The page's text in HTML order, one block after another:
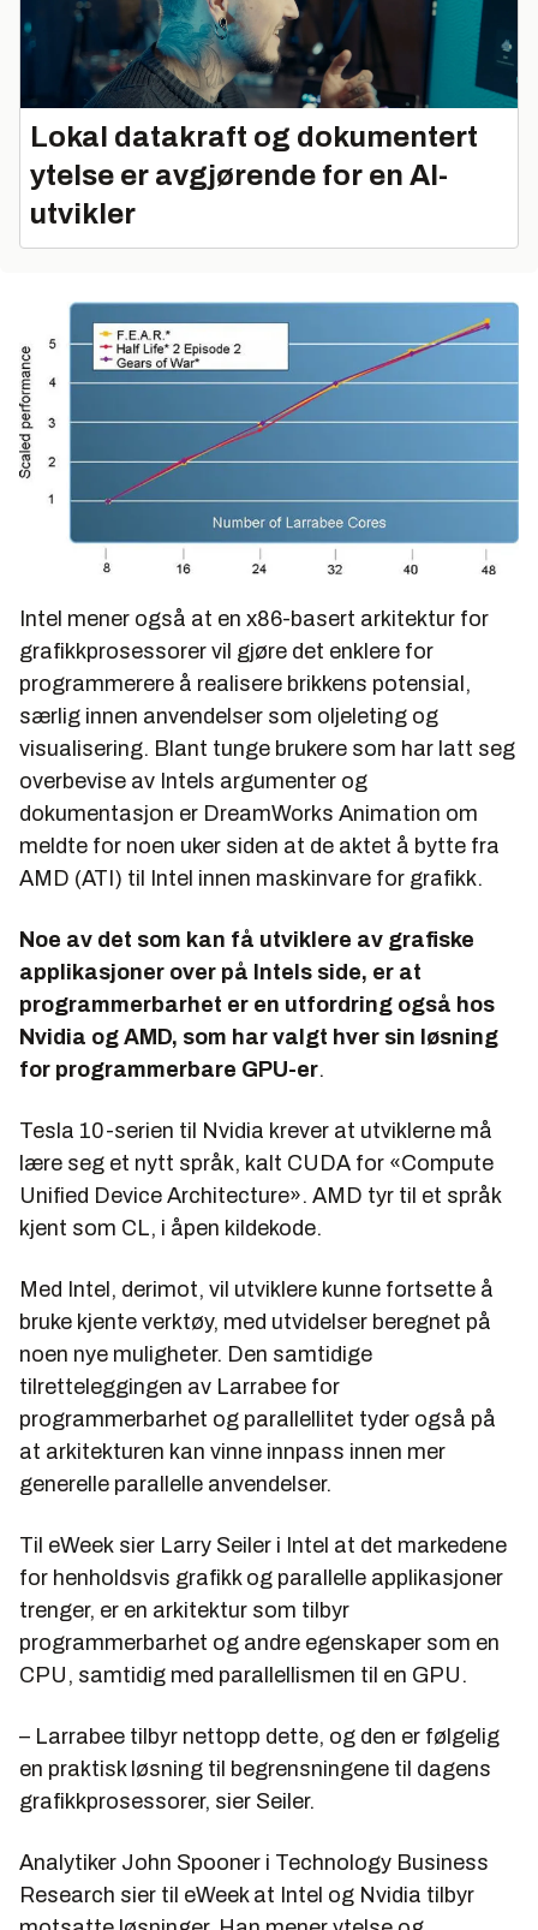
Lokal datakraft og dokumentert
ytelse er avgjørende for en AI-
utvikler
Intel mener også at en x86-basert arkitektur for
grafikkprosessorer vil gjøre det enklere for
programmerere å realisere brikkens potensial,
særlig innen anvendelser som oljeleting og
visualisering. Blant tunge brukere som har latt seg
overbevise av Intels argumenter og
dokumentasjon er DreamWorks Animation om
meldte for noen uker siden at de aktet å bytte fra
AMD (ATI) til Intel innen maskinvare for grafikk.
Noe av det som kan få utviklere av grafiske
applikasjoner over på Intels side, er at
programmerbarhet er en utfordring også hos
Nvidia og AMD, som har valgt hver sin løsning
for programmerbare GPU-er.
Tesla 10-serien til Nvidia krever at utviklerne må
lære seg et nytt språk, kalt CUDA for «Compute
Unified Device Architecture». AMD tyr til et språk
kjent som CL, i åpen kildekode.
Med Intel, derimot, vil utviklere kunne fortsette å
bruke kjente verktøy, med utvidelser beregnet på
noen nye muligheter. Den samtidige
tilretteleggingen av Larrabee for
programmerbarhet og parallellitet tyder også på
at arkitekturen kan vinne innpass innen mer
generelle parallelle anvendelser.
Til eWeek sier Larry Seiler i Intel at det markedene
for henholdsvis grafikk og parallelle applikasjoner
trenger, er en arkitektur som tilbyr
programmerbarhet og andre egenskaper som en
CPU, samtidig med parallellismen til en GPU.
– Larrabee tilbyr nettopp dette, og den er følgelig
en praktisk løsning til begrensningene til dagens
grafikkprosessorer, sier Seiler.
Analytiker John Spooner i Technology Business
Research sier til eWeek at Intel og Nvidia tilbyr